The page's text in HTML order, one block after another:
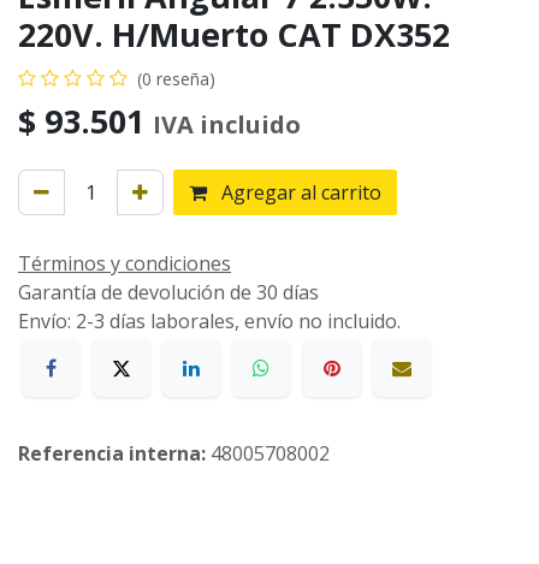
220V. H/Muerto CAT DX352
(0 reseña)
$ 93.501 IVA incluido
Agregar al carrito
Términos y condiciones
Garantía de devolución de 30 días
Envío: 2-3 días laborales, envío no incluido.
Referencia interna: 48005708002